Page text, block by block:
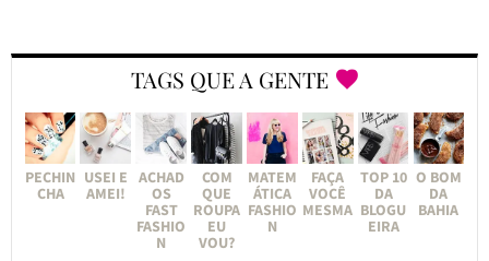
TAGS QUE A GENTE
PECHIN
CHA
USEI E
AMEI!
ACHAD
OS
FAST
FASHIO
N
COM
QUE
ROUPA
EU
VOU?
MATEM
ÁTICA
FASHIO
N
FAÇA
VOCÊ
MESMA
TOP 10
DA
BLOGU
EIRA
O BOM
DA
BAHIA